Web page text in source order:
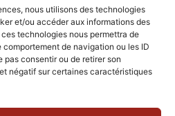
nous utilisons des technologies
et/ou accéder aux informations des
technologies nous permettra de
de navigation ou les ID
pas consentir ou de retirer son
négatif sur certaines caractéristiques
de Tourisme du Pays de